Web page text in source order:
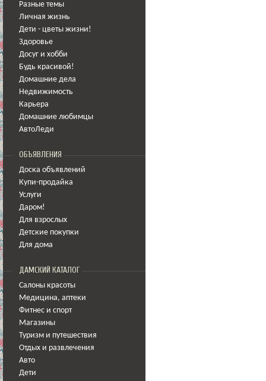
Разные темы
Личная жизнь
Дети - цветы жизни!
Здоровье
Досуг и хобби
Будь красивой!
Домашние дела
Недвижимость
Карьера
Домашние любимцы
АвтоЛеди
ОБЪЯВЛЕНИЯ
Доска объявлений
Купи-продайка
Услуги
Даром!
Для взрослых
Детские покупки
Для дома
ДАМСКИЙ КАТАЛОГ
Салоны красоты
Медицина, аптеки
Фитнес и спорт
Магазины
Туризм и путешествия
Отдых и развлечения
Авто
Дети